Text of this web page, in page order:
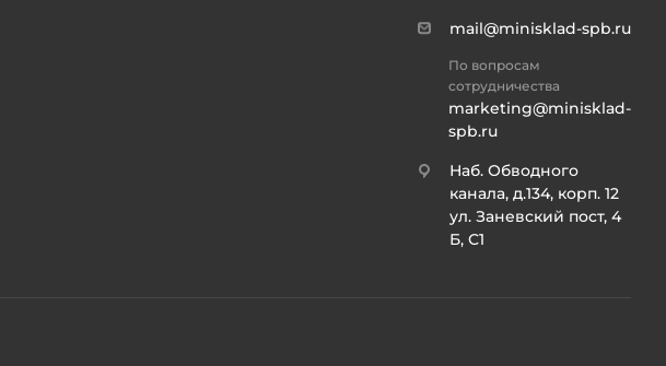
По вопросам
сотрудничества
marketing@minisklad-
spb.ru
mail@minisklad-spb.ru
Наб. Обводного
канала, д.134, корп. 12
ул. Заневский пост, 4
Б, С1